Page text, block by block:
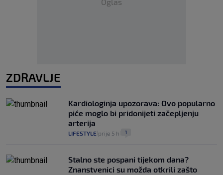
Oglas
ZDRAVLJE
Kardiologinja upozorava: Ovo popularno
piće moglo bi pridonijeti začepljenju
arterija
LIFESTYLE prije 5 h 1
Stalno ste pospani tijekom dana?
Znanstvenici su možda otkrili zašto